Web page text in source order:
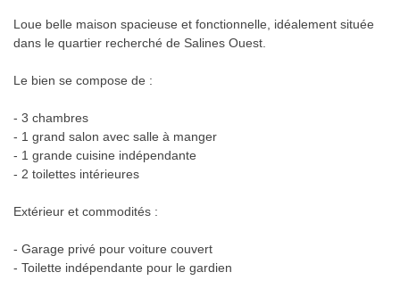
Loue belle maison spacieuse et fonctionnelle, idéalement située
dans le quartier recherché de Salines Ouest.
Le bien se compose de :
- 3 chambres
- 1 grand salon avec salle à manger
- 1 grande cuisine indépendante
- 2 toilettes intérieures
Extérieur et commodités :
- Garage privé pour voiture couvert
- Toilette indépendante pour le gardien